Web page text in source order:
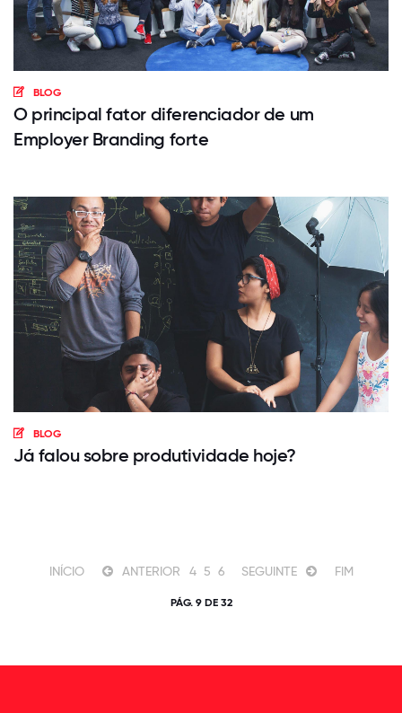
BLOG
O principal fator diferenciador de um
Employer Branding forte
BLOG
Já falou sobre produtividade hoje?
INÍCIO ANTERIOR 4 5 6 SEGUINTE FIM
PÁG. 9 DE 32